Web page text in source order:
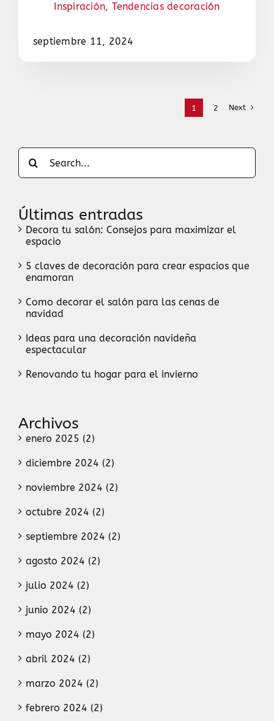
Inspiración, Tendencias decoración
septiembre 11, 2024
1 2 Next
Search
for:
Últimas entradas
Decora tu salón: Consejos para maximizar el
espacio
5 claves de decoración para crear espacios que
enamoran
Como decorar el salón para las cenas de
navidad
Ideas para una decoración navideña
espectacular
Renovando tu hogar para el invierno
Archivos
enero 2025 (2)
diciembre 2024 (2)
noviembre 2024 (2)
octubre 2024 (2)
septiembre 2024 (2)
agosto 2024 (2)
julio 2024 (2)
junio 2024 (2)
mayo 2024 (2)
abril 2024 (2)
marzo 2024 (2)
febrero 2024 (2)